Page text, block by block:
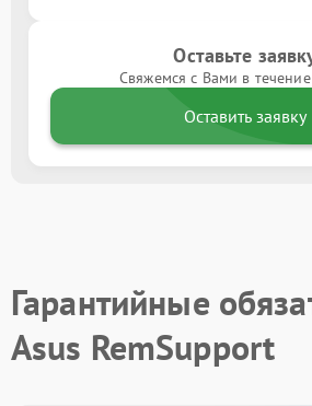
Оставьте
Свяжемся с Вами в
Оставить заявку
Гарантийные
Asus RemSupport